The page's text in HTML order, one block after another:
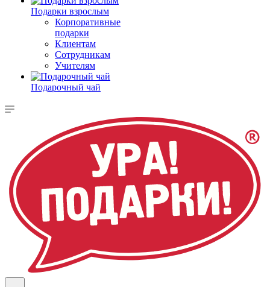
Подарки взрослым
Корпоративные
подарки
Клиентам
Сотрудникам
Учителям
Подарочный чай